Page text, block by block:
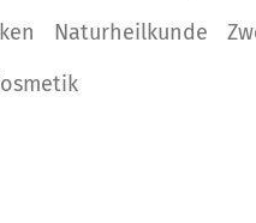
Naturheilkunde